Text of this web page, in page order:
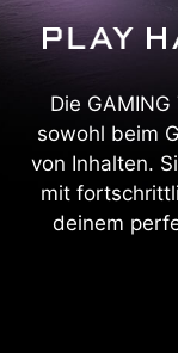
Die
sowohl beim
von Inhalten.
mit
deinem